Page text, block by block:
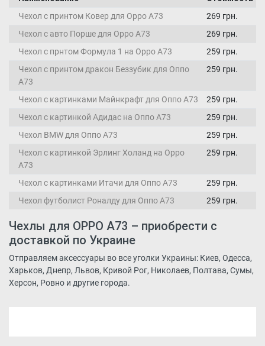
Чехол с принтом Ковер для Oppo A73
269 грн.
Чехол с авто Порше для Oppo A73
269 грн.
Чехол с прнтом Формула 1 на Oppo A73
259 грн.
Чехол с принтом дракон Беззубик для Оппо
А73
259 грн.
Чехол с картинками Майнкрафт для Оппо А73
259 грн.
Чехол с картинкой Адидас на Оппо А73
259 грн.
Чехол BMW для Оппо А73
259 грн.
Чехол с картинкой Эрлинг Холанд на Oppo
A73
259 грн.
Чехол с картинками Итачи для Оппо А73
259 грн.
Чехол футболист Роналду для Оппо А73
259 грн.
Чехлы для OPPO A73 – приобрести с
доставкой по Украине
Отправляем аксессуары во все уголки Украины: Киев, Одесса,
Харьков, Днепр, Львов, Кривой Рог, Николаев, Полтава, Сумы,
Херсон, Ровно и другие города.